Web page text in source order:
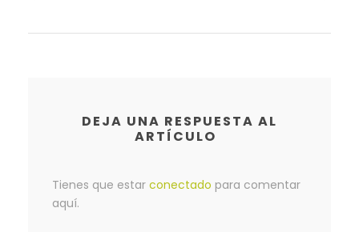
DEJA UNA RESPUESTA AL
ARTÍCULO
Tienes que estar conectado para comentar
aquí.